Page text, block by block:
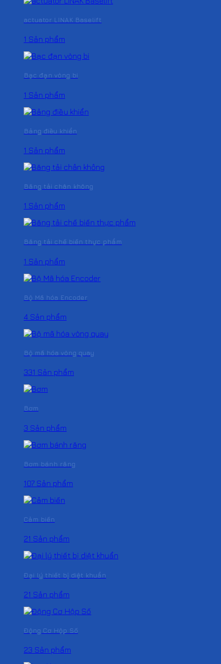
actuator LINAK Baselift
1 Sản phẩm
Bạc đạn vòng bi
1 Sản phẩm
Bảng điều khiển
1 Sản phẩm
Băng tải chân không
1 Sản phẩm
Băng tải chế biến thực phẩm
1 Sản phẩm
Bộ Mã hóa Encoder
4 Sản phẩm
Bộ mã hóa vòng quay
331 Sản phẩm
Bơm
3 Sản phẩm
Bơm bánh răng
107 Sản phẩm
Cảm biến
21 Sản phẩm
Đại lý thiết bị diệt khuẩn
21 Sản phẩm
Động Cơ Hộp Số
23 Sản phẩm